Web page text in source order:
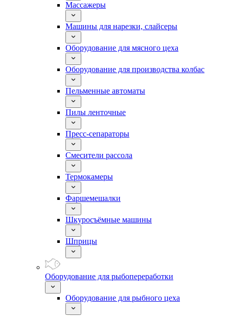
Массажеры
Машины для нарезки, слайсеры
Оборудование для мясного цеха
Оборудование для производства колбас
Пельменные автоматы
Пилы ленточные
Пресс-сепараторы
Смесители рассола
Термокамеры
Фаршемешалки
Шкуросъёмные машины
Шприцы
Оборудование для рыбопереработки
Оборудование для рыбного цеха